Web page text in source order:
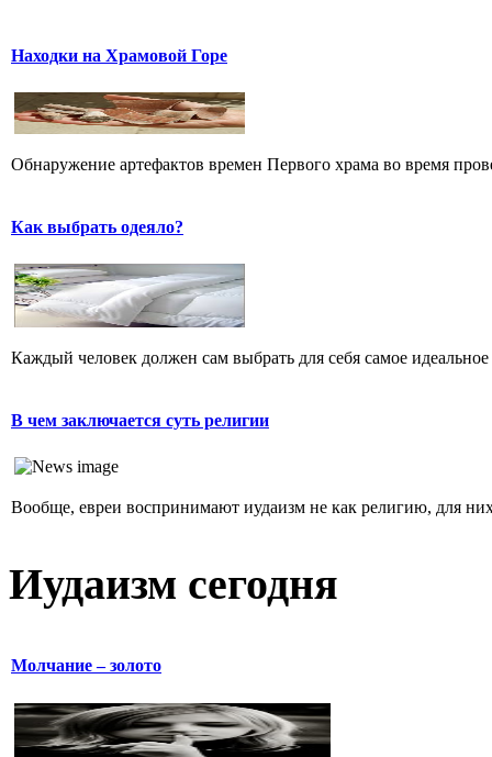
Находки на Храмовой Горе
Обнаружение артефактов времен Первого храма во время
Как выбрать одеяло?
Каждый человек должен сам выбрать для себя самое
В чем заключается суть религии
Вообще, евреи воспринимают иудаизм не как религию, для
Иудаизм сегодня
Молчание – золото